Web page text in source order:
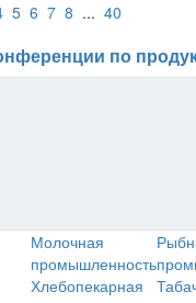
5 6 7 8 ... 40
по
Молочная
промышленность
Хлебопекарная